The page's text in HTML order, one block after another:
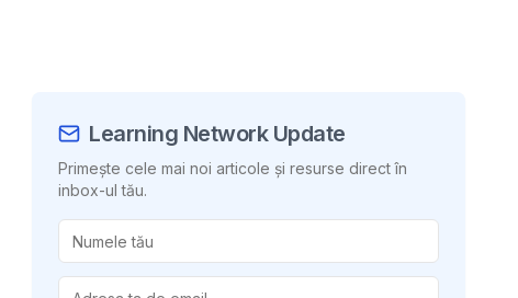
conținutul
Learning Network Update
Primește cele mai noi articole și resurse direct în
inbox-ul tău.